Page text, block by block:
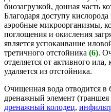
биозагрузкой, донная часть
Благодаря доступу кислорода
аэробные микроорганизмы,
поглощения и окисления
является успокаивание
третичного отстойника (6).
отделяется от активного
удаляется из отстойника.
Очищенная вода отводится
дренажный элемент (траншея
дренажный колодец,